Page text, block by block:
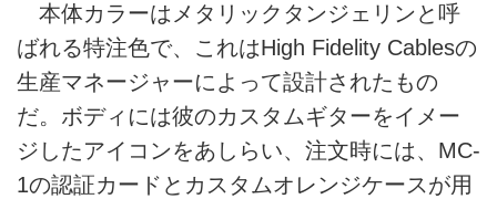
本体カラーはメタリックタンジェリンと呼
ばれる特注色で、これはHigh Fidelity Cablesの
生産マネージャーによって設計されたもの
だ。ボディには彼のカスタムギターをイメー
ジしたアイコンをあしらい、注文時には、MC-
1の認証カードとカスタムオレンジケースが用